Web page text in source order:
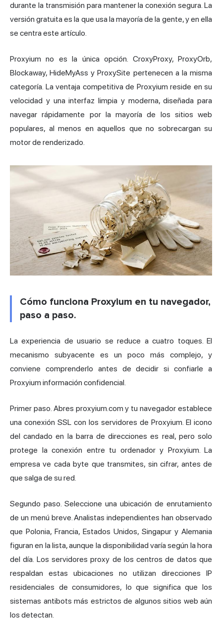
durante la transmisión para mantener la conexión segura. La
versión gratuita es la que usa la mayoría de la gente, y en ella
se centra este artículo.
Proxyium no es la única opción. CroxyProxy, ProxyOrb,
Blockaway, HideMyAss y ProxySite pertenecen a la misma
categoría. La ventaja competitiva de Proxyium reside en su
velocidad y una interfaz limpia y moderna, diseñada para
navegar rápidamente por la mayoría de los sitios web
populares, al menos en aquellos que no sobrecargan su
motor de renderizado.
Cómo funciona Proxyium en tu navegador,
paso a paso.
La experiencia de usuario se reduce a cuatro toques. El
mecanismo subyacente es un poco más complejo, y
conviene comprenderlo antes de decidir si confiarle a
Proxyium información confidencial.
Primer paso. Abres proxyium.com y tu navegador establece
una conexión SSL con los servidores de Proxyium. El icono
del candado en la barra de direcciones es real, pero solo
protege la conexión entre tu ordenador y Proxyium. La
empresa ve cada byte que transmites, sin cifrar, antes de
que salga de su red.
Segundo paso. Seleccione una ubicación de enrutamiento
de un menú breve. Analistas independientes han observado
que Polonia, Francia, Estados Unidos, Singapur y Alemania
figuran en la lista, aunque la disponibilidad varía según la hora
del día. Los servidores proxy de los centros de datos que
respaldan estas ubicaciones no utilizan direcciones IP
residenciales de consumidores, lo que significa que los
sistemas antibots más estrictos de algunos sitios web aún
los detectan.